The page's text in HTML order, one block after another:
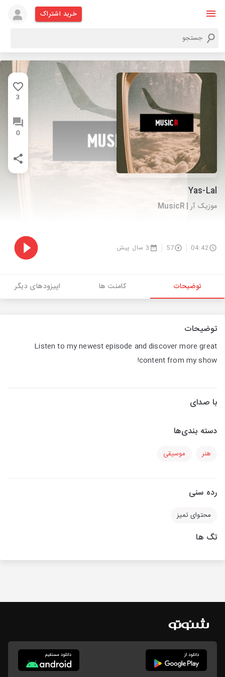
خرید اشتراک
3
0
Yas-Lal
موزیک آر | MusicR
04:42
57 3 سال پیش
توضیحات کامنت ها اپیزودهای دیگر
توضیحات
Listen to my newest episode and discover more great
content from my show!
با صدای
دسته بندی‌ها
هنر موسیقی
رده سنی
محتوای تمیز
تگ ها